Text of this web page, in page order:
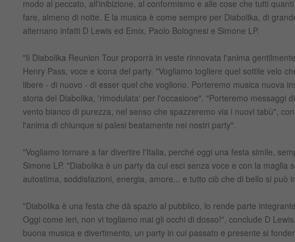
modo al peccato, all'inibizione, al conformismo e alle cose che tutti
fare, almeno di notte. E la musica è come sempre per Diabolika, di
alternano infatti D Lewis ed Emix, Paolo Bolognesi e Simone LP.
"Il Diabolika Reunion Tour proporrà in veste rinnovata l'anima
Henry Pass, voce e icona del party. "Vogliamo togliere quel sottile velo
libere - di nuovo - di esser quel che vogliono. Porteremo musica nuova
storia del Diabolika, 'rimodulata' per l'occasione". "Porteremo messaggi
vento bianco di purezza, nel senso che spazzeremo via i nuovi tabù",
l'anima di chiunque si palesi beatamente nei nostri party".
"Vogliamo tornare a far divertire l'Italia, perché oggi una festa simile,
Simone LP. "Diabolika è un party da cui esci senza voce e con la maglia
autostima, soddisfazioni, energia, amore... e tutto ciò che di bello si può
"Diabolika è una festa che dà spazio al pubblico, lo rende parte
Oggi come ieri, non vi togliamo mai gli occhi di dosso!", conclude D
buona musica e divertimento, un party in cui passato e presente si